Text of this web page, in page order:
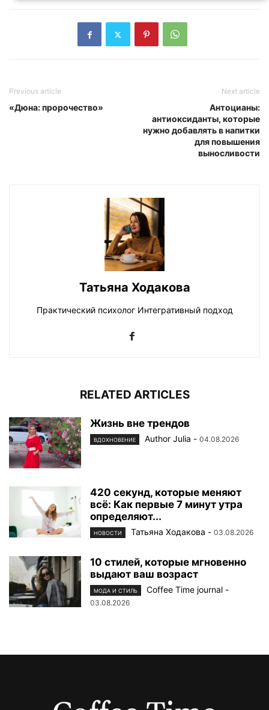
Previous article
«Дюна: пророчество»
Next article
Антоцианы:
антиоксиданты, которые
нужно добавлять в напитки
для повышения
выносливости
Татьяна Ходакова
Практический психолог Интегративный подход
RELATED ARTICLES
Жизнь вне трендов
ВДОХНОВЕНИЕ Author Julia - 04.08.2026
420 секунд, которые меняют
всё: Как первые 7 минут утра
определяют...
НОВОСТИ Татьяна Ходакова - 03.08.2026
10 стилей, которые мгновенно
выдают ваш возраст
МОДА И СТИЛЬ Coffee Time journal -
03.08.2026